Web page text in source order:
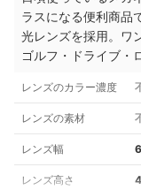
ラスになる便利商品
光レンズを採用。ワ
ゴルフ・ドライブ・
レンズのカラー濃度
レンズの素材
レンズ幅
レンズ高さ